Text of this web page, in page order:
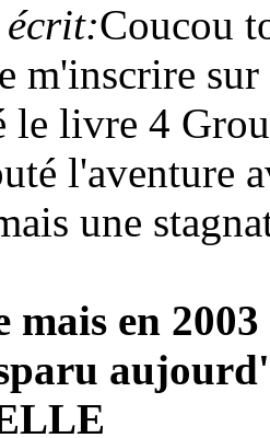
écrit:Coucou
m'inscrire
le livre 4
l'aventure
une
mais en